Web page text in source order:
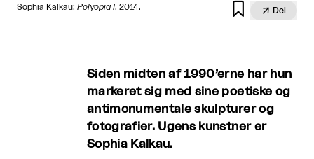
Sophia Kalkau: Polyopia I, 2014.   Del
Siden midten af 1990’erne har hun
markeret sig med sine poetiske og
antimonumentale skulpturer og
fotografier. Ugens kunstner er
Sophia Kalkau.